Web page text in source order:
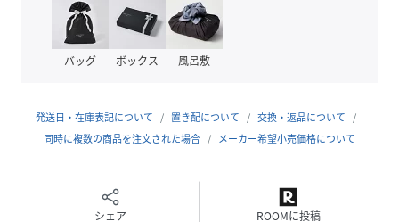
生地感：普通
伸縮性：ある
透け感：なし（ホワイトのみ多少ある）
▼ブランド紹介
今をもっと楽しく
もっと可愛くいたい女の子に向けた
バッグ ボックス 風呂敷
発送日・在庫表記について 置き配について
交換・返品について
同時に複数の商品を注文された場合
メーカー希望小売価格について
シェア ROOMに投稿